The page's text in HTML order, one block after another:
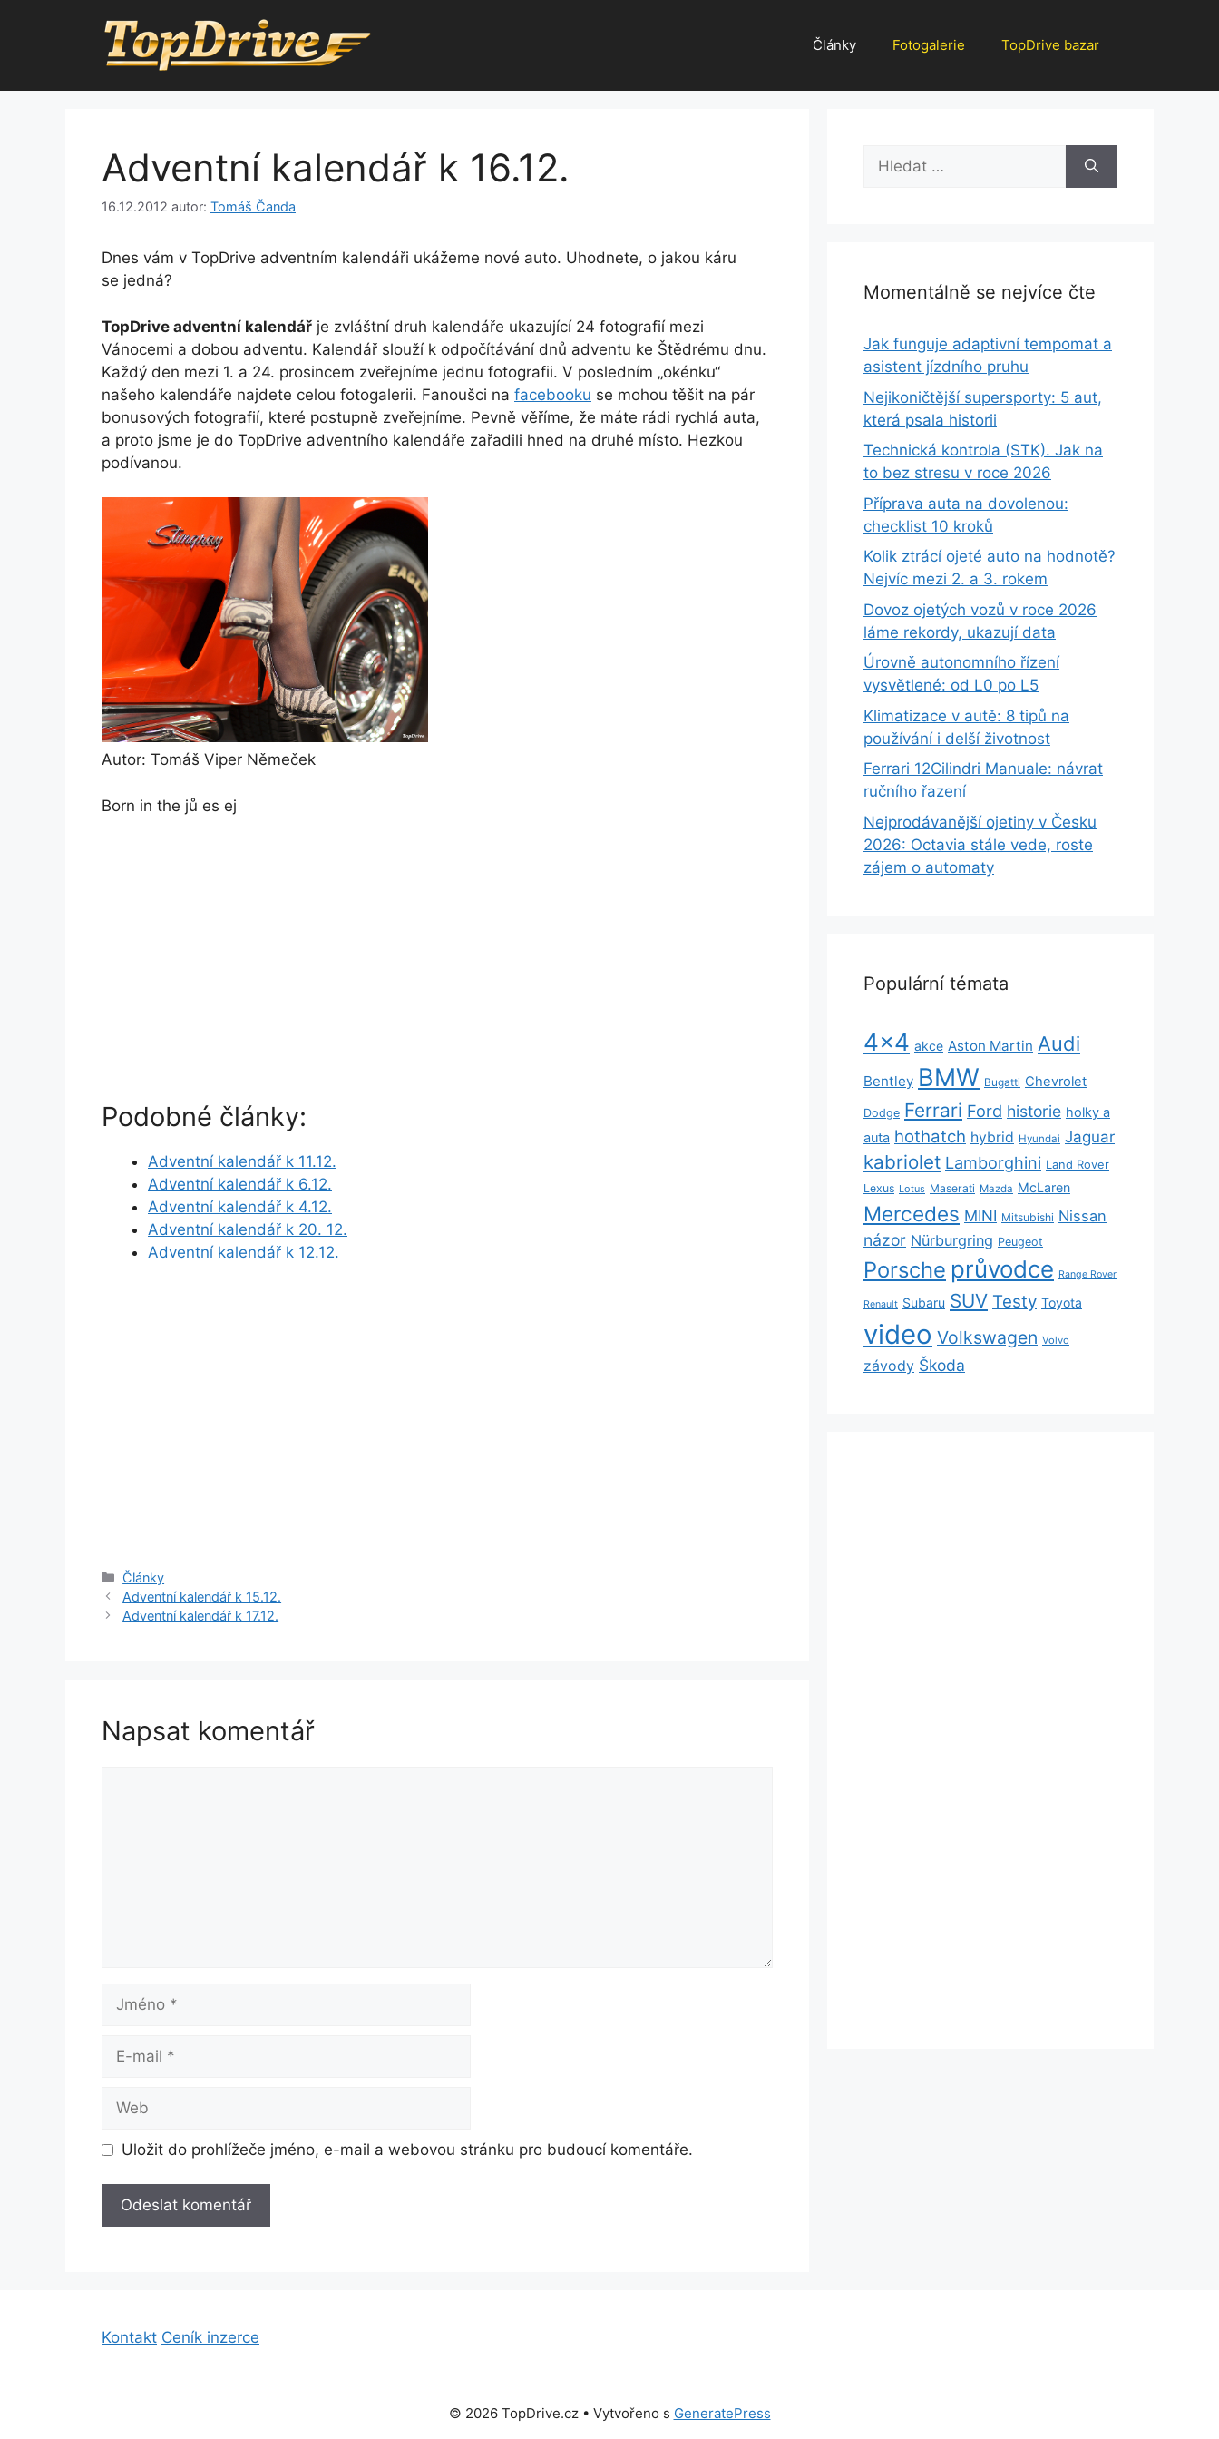
Články Fotogalerie TopDrive bazar
Adventní kalendář k 16.12.
16.12.2012 autor: Tomáš Čanda
Dnes vám v TopDrive adventním kalendáři ukážeme nové auto. Uhodnete, o jakou káru
se jedná?
TopDrive adventní kalendář je zvláštní druh kalendáře ukazující 24 fotografií mezi
Vánocemi a dobou adventu. Kalendář slouží k odpočítávání dnů adventu ke Štědrému dnu.
Každý den mezi 1. a 24. prosincem zveřejníme jednu fotografii. V posledním „okénku“
našeho kalendáře najdete celou fotogalerii. Fanoušci na facebooku se mohou těšit na pár
bonusových fotografií, které postupně zveřejníme. Pevně věříme, že máte rádi rychlá auta,
a proto jsme je do TopDrive adventního kalendáře zařadili hned na druhé místo. Hezkou
podívanou.
Autor: Tomáš Viper Němeček
Born in the jů es ej
Podobné články:
Adventní kalendář k 11.12.
Adventní kalendář k 6.12.
Adventní kalendář k 4.12.
Adventní kalendář k 20. 12.
Adventní kalendář k 12.12.
Rubriky
Články
Adventní kalendář k 15.12.
Adventní kalendář k 17.12.
Napsat komentář
Jméno
mail
Uložit do prohlížeče jméno, e-mail a webovou stránku pro budoucí komentáře.
Hledat:
Momentálně se nejvíce čte
Jak funguje adaptivní tempomat a
asistent jízdního pruhu
Nejikoničtější supersporty: 5 aut,
která psala historii
Technická kontrola (STK). Jak na
to bez stresu v roce 2026
Příprava auta na dovolenou:
checklist 10 kroků
Kolik ztrácí ojeté auto na hodnotě?
Nejvíc mezi 2. a 3. rokem
Dovoz ojetých vozů v roce 2026
láme rekordy, ukazují data
Úrovně autonomního řízení
vysvětlené: od L0 po L5
Klimatizace v autě: 8 tipů na
používání i delší životnost
Ferrari 12Cilindri Manuale: návrat
ručního řazení
Nejprodávanější ojetiny v Česku
2026: Octavia stále vede, roste
zájem o automaty
Populární témata
4x4 akce Aston Martin Audi
Bentley BMW Bugatti Chevrolet
Dodge Ferrari Ford historie holky a
auta hothatch hybrid Hyundai Jaguar
kabriolet Lamborghini Land Rover
Lexus Lotus Maserati Mazda McLaren
Mercedes MINI Mitsubishi Nissan
názor Nürburgring Peugeot
Porsche průvodce Range Rover
Renault Subaru SUV Testy Toyota
video Volkswagen Volvo
závody Škoda
Kontakt Ceník inzerce
© 2026 TopDrive.cz• Vytvořeno s GeneratePress